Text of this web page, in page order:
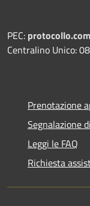
PEC:
Centralino Unico:
Prenotazione
Segnalazione
Leggi le FAQ
Richiesta